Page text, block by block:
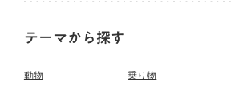
テーマから探す
動物 乗り物